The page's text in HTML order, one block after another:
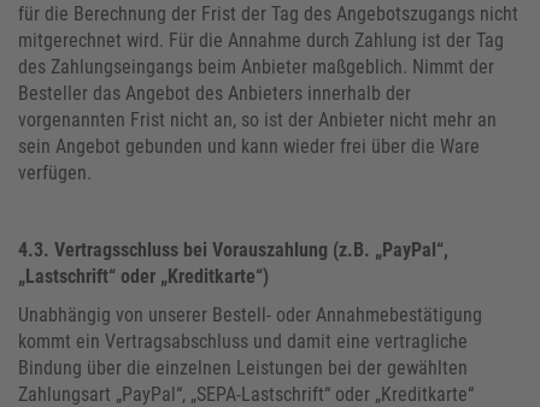
für die Berechnung der Frist der Tag des Angebotszugangs nicht
mitgerechnet wird. Für die Annahme durch Zahlung ist der Tag
des Zahlungseingangs beim Anbieter maßgeblich. Nimmt der
Besteller das Angebot des Anbieters innerhalb der
vorgenannten Frist nicht an, so ist der Anbieter nicht mehr an
sein Angebot gebunden und kann wieder frei über die Ware
verfügen.
4.3. Vertragsschluss bei Vorauszahlung (z.B. „PayPal“,
„Lastschrift“ oder „Kreditkarte“)
Unabhängig von unserer Bestell- oder Annahmebestätigung
kommt ein Vertragsabschluss und damit eine vertragliche
Bindung über die einzelnen Leistungen bei der gewählten
Zahlungsart „PayPal“, „SEPA-Lastschrift“ oder „Kreditkarte“